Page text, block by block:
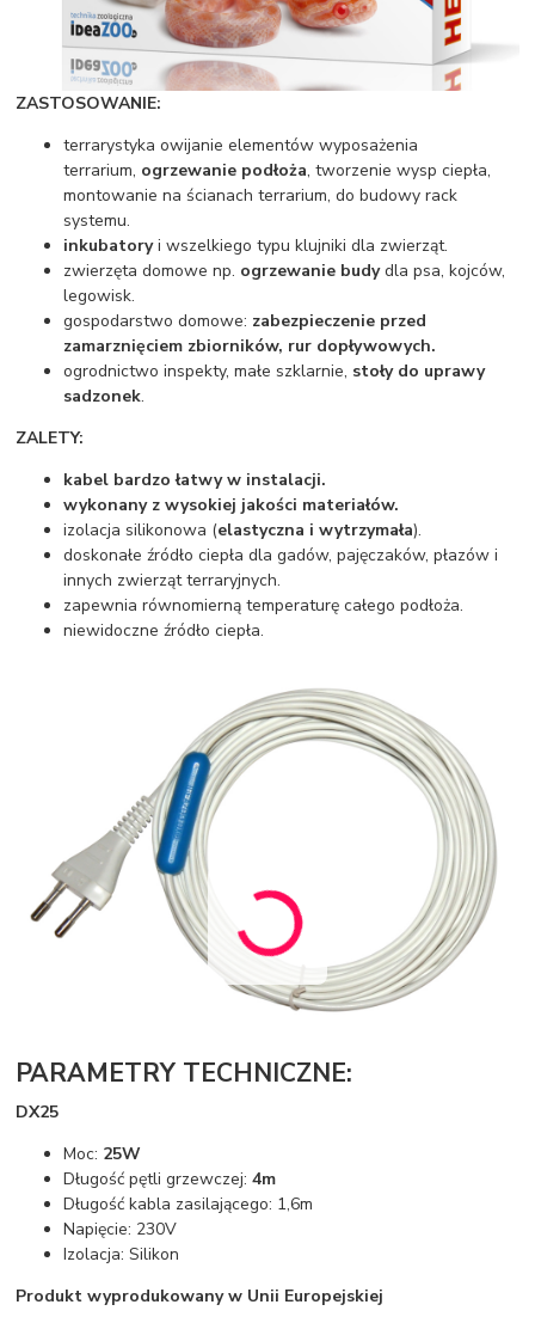
ZASTOSOWANIE:
terrarystyka owijanie elementów wyposażenia
terrarium, ogrzewanie podłoża, tworzenie wysp ciepła,
montowanie na ścianach terrarium, do budowy rack
systemu.
inkubatoryi wszelkiego typu klujniki dla zwierząt.
zwierzęta domowe np. ogrzewanie budydla psa, kojców,
legowisk.
gospodarstwo domowe: zabezpieczenie przed
zamarznięciem zbiorników, rur dopływowych.
ogrodnictwo inspekty, małe szklarnie, stoły do uprawy
sadzonek.
ZALETY:
kabel bardzołatwy w instalacji.
wykonany zwysokiej jakości materiałów.
izolacja silikonowa (elastyczna i wytrzymała).
doskonałe źródło ciepła dla gadów, pajęczaków, płazów i
innych zwierząt terraryjnych.
zapewnia równomierną temperaturę całego podłoża.
niewidoczne źródło ciepła.
PARAMETRY TECHNICZNE:
DX25
Moc: 25W
Długość pętli grzewczej:4m
Długość kabla zasilającego: 1,6m
Napięcie: 230V
Izolacja: Silikon
Produkt wyprodukowany w Unii Europejskiej